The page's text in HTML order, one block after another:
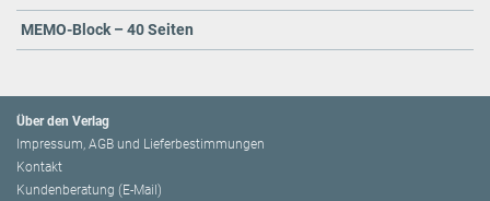
MEMO-Block – 40 Seiten
Über den Verlag
Impressum, AGB und Lieferbestimmungen
Kontakt
Kundenberatung (E-Mail)